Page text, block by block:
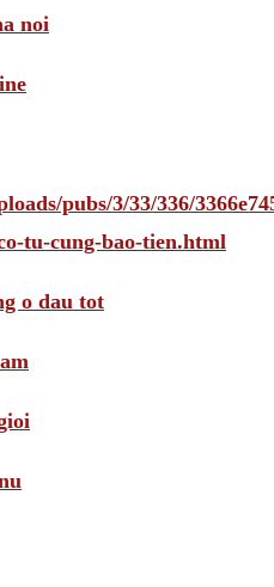
noi
pubs/3/33/336/
tu-cung-bao-tien.html
o dau tot